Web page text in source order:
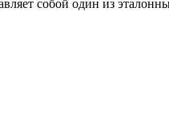
собой один из